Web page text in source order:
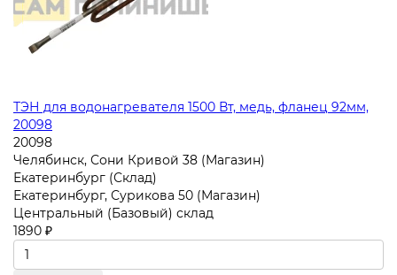
ТЭН для водонагревателя 1500 Вт, медь, фланец 92мм,
20098
20098
Челябинск, Сони Кривой 38 (Магазин)
Екатеринбург (Склад)
Екатеринбург, Сурикова 50 (Магазин)
Центральный (Базовый) склад
1890 ₽